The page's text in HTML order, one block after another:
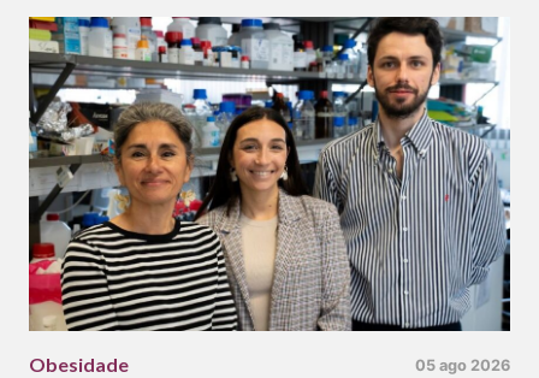
Obesidade 05 ago 2026